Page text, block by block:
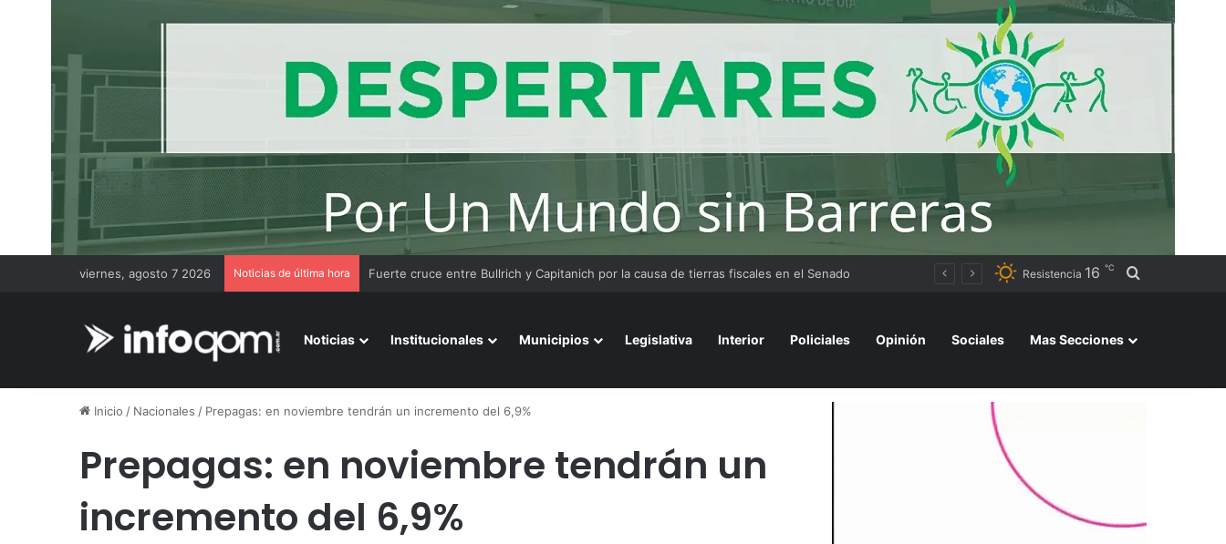
viernes, agosto 7 2026 Noticias de última hora Resistencia 16 ℃ Buscar por
Noticias Institucionales Municipios Legislativa Interior Policiales Opinión Sociales Mas Secciones
Inicio / Nacionales / Prepagas: en noviembre tendrán un incremento del 6,9%
Prepagas: en noviembre tendrán un
incremento del 6,9%